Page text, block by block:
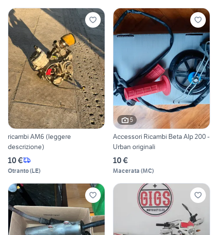
ricambi AM6 (leggere
descrizione)
10 €
Otranto(LE)
5
Accessori Ricambi Beta Alp 200 -
Urban originali
10 €
Macerata (MC)